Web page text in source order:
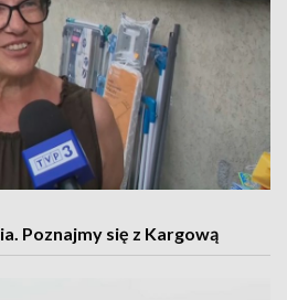
Poznajmy się z Kargową